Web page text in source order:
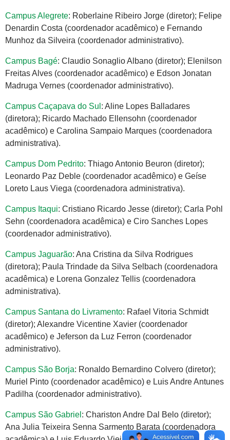
Campus Alegrete: Roberlaine Ribeiro Jorge (diretor); Felipe
Denardin Costa (coordenador acadêmico) e Fernando
Munhoz da Silveira (coordenador administrativo).
Campus Bagé: Claudio Sonaglio Albano (diretor); Elenilson
Freitas Alves (coordenador acadêmico) e Edson Jonatan
Madruga Vernes (coordenador administrativo).
Campus Caçapava do Sul : Aline Lopes Balladares
(diretora); Ricardo Machado Ellensohn (coordenador
acadêmico) e Carolina Sampaio Marques (coordenadora
administrativa).
Campus Dom Pedrito: Thiago Antonio Beuron (diretor);
Leonardo Paz Deble (coordenador acadêmico) e Geíse
Loreto Laus Viega (coordenadora administrativa).
Campus Itaqui: Cristiano Ricardo Jesse (diretor); Carla Pohl
Sehn (coordenadora acadêmica) e Ciro Sanches Lopes
(coordenador administrativo).
Campus Jaguarão: Ana Cristina da Silva Rodrigues
(diretora); Paula Trindade da Silva Selbach (coordenadora
acadêmica) e Lorena Gonzalez Tellis (coordenadora
administrativa).
Campus Santana do Livramento: Rafael Vitoria Schmidt
(diretor); Alexandre Vicentine Xavier (coordenador
acadêmico) e Jeferson da Luz Ferron (coordenador
administrativo).
Campus São Borja: Ronaldo Bernardino Colvero (diretor);
Muriel Pinto (coordenador acadêmico) e Luis Andre Antunes
Padilha (coordenador administrativo).
Campus São Gabriel : Chariston Andre Dal Belo (diretor);
Ana Julia Teixeira Senna Sarmento Barata (coordenadora